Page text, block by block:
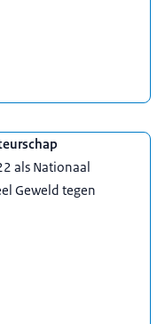
als Nationaal
Geweld tegen